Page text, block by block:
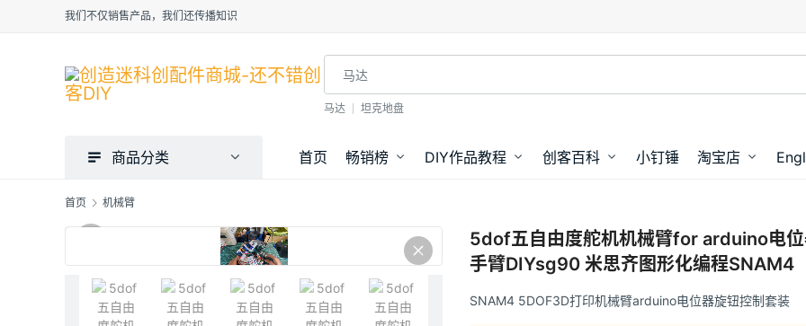
我们不仅销售产品，我们还传播知识
马达 坦克地盘
商品分类 首页 畅销榜 DIY作品教程 创客百科 小钉锤 淘宝店
首页 机械臂
5dof五自由度舵机机械臂for arduino电
手臂DIYsg90 米思齐图形化编程SNAM4
SNAM4 5DOF3D打印机械臂arduino电位器旋钮控制套装